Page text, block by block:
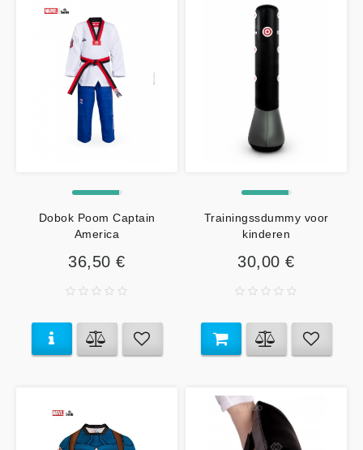
Dobok Poom Captain
America
36,50 €
Trainingssdummy voor
kinderen
30,00 €